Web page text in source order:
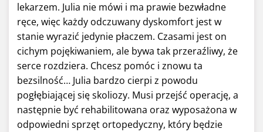
lekarzem. Julia nie mówi i ma prawie bezwładne
ręce, więc każdy odczuwany dyskomfort jest w
stanie wyrazić jedynie płaczem. Czasami jest on
cichym pojękiwaniem, ale bywa tak przeraźliwy, że
serce rozdziera. Chcesz pomóc i znowu ta
bezsilność… Julia bardzo cierpi z powodu
pogłębiającej się skoliozy. Musi przejść operację, a
następnie być rehabilitowana oraz wyposażona w
odpowiedni sprzęt ortopedyczny, który będzie